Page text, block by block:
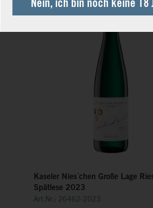
Kaseler Nies´chen Große Lage
Spätlese 2023
Art.Nr.: 26462-2023
Nein, ich bin noch keine 18